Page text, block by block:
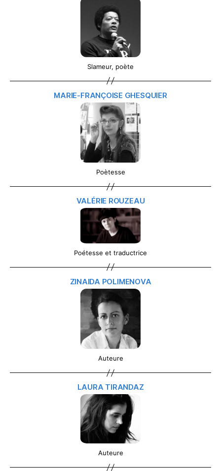
Slameur, poète
MARIE-FRANÇOISE GHESQUIER
Poètesse
VALÉRIE ROUZEAU
Poétesse et traductrice
ZINAIDA POLIMENOVA
Auteure
LAURA TIRANDAZ
Auteure